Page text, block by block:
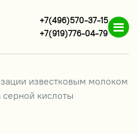
+7(496)570-37-15
+7(919)776-04-79
известковым молоком
серной кислоты